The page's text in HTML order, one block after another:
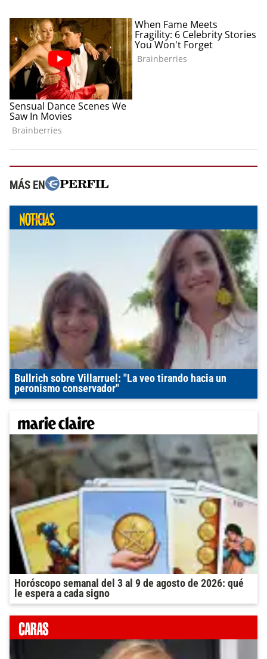
MÁS EN
Bullrich sobre Villarruel: "La veo tirando hacia un
peronismo conservador"
Horóscopo semanal del 3 al 9 de agosto de 2026: qué
le espera a cada signo